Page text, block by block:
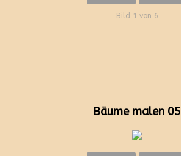
Bild 1 von 6
Bäume malen 05